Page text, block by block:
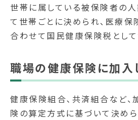
世帯に属している被保険者の
て世帯ごとに決められ、医療
合わせて国民健康保険税とし
職場の健康保険に加入
健康保険組合、共済組合など、
険の算定方式に基づいて決め